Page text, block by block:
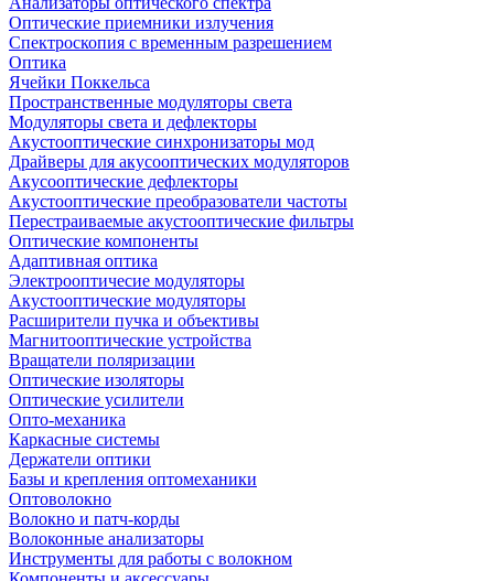
Оптические приемники излучения
Спектроскопия с временным разрешением
Оптика
Ячейки Поккельса
Пространственные модуляторы света
Модуляторы света и дефлекторы
Акустооптические синхронизаторы мод
Драйверы для акусооптических модуляторов
Акусооптические дефлекторы
Акустооптические преобразователи частоты
Перестраиваемые акустооптические фильтры
Оптические компоненты
Адаптивная оптика
Электрооптичесие модуляторы
Акустооптические модуляторы
Расширители пучка и объективы
Магнитооптические устройства
Вращатели поляризации
Оптические изоляторы
Оптические усилители
Опто-механика
Каркасные системы
Держатели оптики
Базы и крепления оптомеханики
Оптоволокно
Волокно и патч-корды
Волоконные анализаторы
Инструменты для работы с волокном